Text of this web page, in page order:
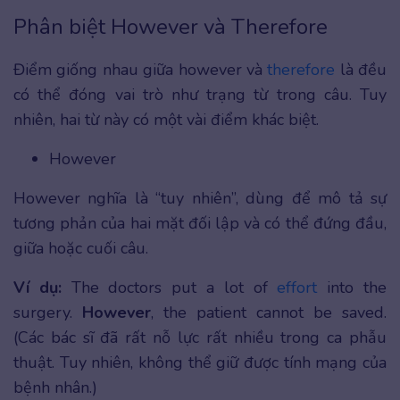
Phân biệt However và Therefore
Điểm giống nhau giữa however vàtherefore là đều
có thể đóng vai trò như trạng từ trong câu. Tuy
nhiên, hai từ này có một vài điểm khác biệt.
However
However nghĩa là “tuy nhiên”, dùng để mô tả sự
tương phản của hai mặt đối lập và có thể đứng đầu,
giữa hoặc cuối câu.
Ví dụ: The doctors put a lot of effort into the
surgery. However, the patient cannot be saved.
(Các bác sĩ đã rất nỗ lực rất nhiều trong ca phẫu
thuật. Tuy nhiên, không thể giữ được tính mạng của
bệnh nhân.)